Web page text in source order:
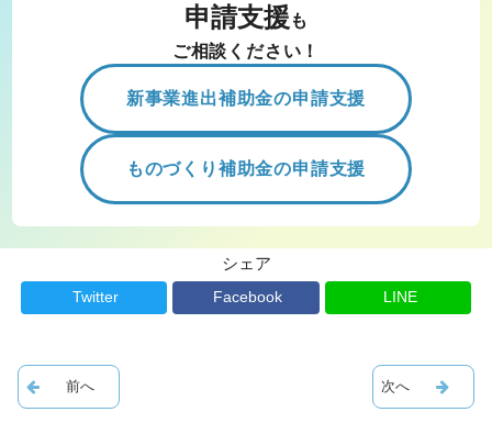
申請支援 も
ご相談ください！
新事業進出補助金の申請支援
ものづくり補助金の申請支援
シェア
Twitter Facebook LINE